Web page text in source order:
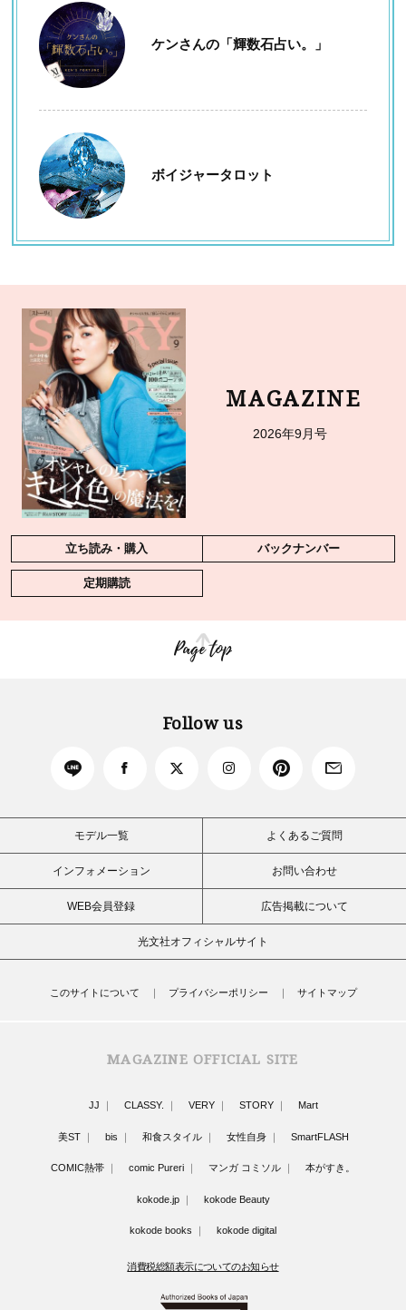
ケンさんの「輝数石占い。」
ボイジャータロット
MAGAZINE
2026年9月号
立ち読み・購入 バックナンバー
定期購読
Page top
Follow us
モデル一覧 よくあるご質問
インフォメーション お問い合わせ
WEB会員登録 広告掲載について
光文社オフィシャルサイト
このサイトについて プライバシーポリシー サイトマップ
MAGAZINE OFFICIAL SITE
JJ CLASSY. VERY STORY Mart
美ST bis 和食スタイル 女性自身 SmartFLASH
COMIC熱帯 comic Pureri マンガ コミソル 本がすき。
kokode.jp kokode Beauty
kokode books kokode digital
消費税総額表示についてのお知らせ